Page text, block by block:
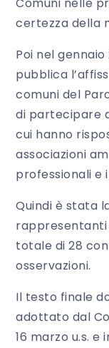
Comuni nelle
certezza della
Poi nel
pubblica
comuni del
di partecipare
cui hanno
associazioni
professionali e
Quindi è stata
rappresentanti
totale di 28
osservazioni.
Il testo finale
adottato dal
16 marzo u.s. e